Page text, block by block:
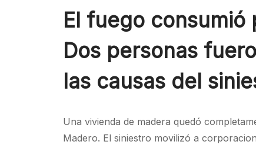
El fuego consumió
Dos personas
las causas del
Una vivienda de madera quedó
Madero. El siniestro movilizó a